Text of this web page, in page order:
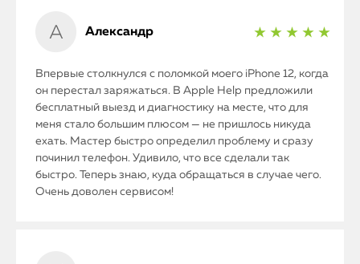
Александр ★ ★ ★ ★ ★
Впервые столкнулся с поломкой моего iPhone 12, когда
он перестал заряжаться. В Apple Help предложили
бесплатный выезд и диагностику на месте, что для
меня стало большим плюсом — не пришлось никуда
ехать. Мастер быстро определил проблему и сразу
починил телефон. Удивило, что все сделали так
быстро. Теперь знаю, куда обращаться в случае чего.
Очень доволен сервисом!